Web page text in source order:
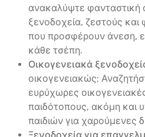
ανακαλύψτε φανταστική
ξενοδοχεία, ζεστούς
που προσφέρουν άνεση,
κάθε τσέπη.
Οικογενειακά
οικογενειακώς;
ευρύχωρες
παιδότοπους, ακόμη και
παιδιών για χαρούμενες